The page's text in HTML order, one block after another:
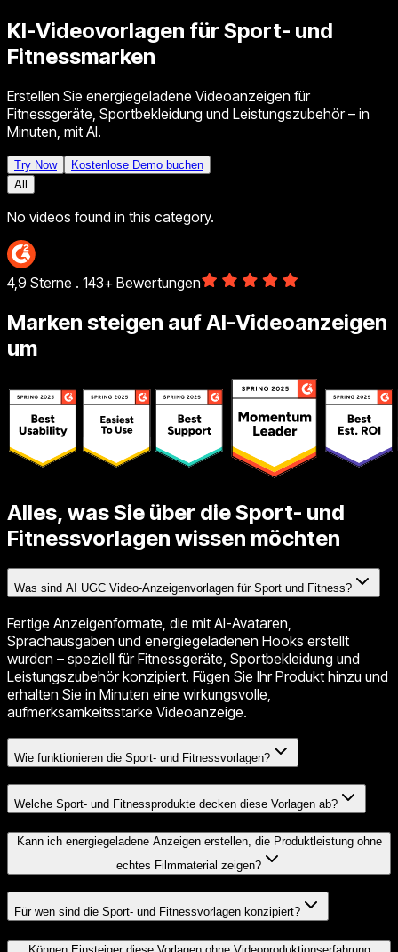
KI-Videovorlagen für Sport- und
Fitnessmarken
Erstellen Sie energiegeladene Videoanzeigen für
Fitnessgeräte, Sportbekleidung und Leistungszubehör – in
Minuten, mit AI.
Try Now
Kostenlose Demo buchen
All
No videos found in this category.
4,9 Sterne . 143+ Bewertungen
Marken steigen auf AI-Videoanzeigen
um
Alles, was Sie über die Sport- und
Fitnessvorlagen wissen möchten
Was sind AI UGC Video-Anzeigenvorlagen für Sport und Fitness?
Fertige Anzeigenformate, die mit AI-Avataren,
Sprachausgaben und energiegeladenen Hooks erstellt
wurden – speziell für Fitnessgeräte, Sportbekleidung und
Leistungszubehör konzipiert. Fügen Sie Ihr Produkt hinzu und
erhalten Sie in Minuten eine wirkungsvolle,
aufmerksamkeitsstarke Videoanzeige.
Wie funktionieren die Sport- und Fitnessvorlagen?
Welche Sport- und Fitnessprodukte decken diese Vorlagen ab?
Kann ich energiegeladene Anzeigen erstellen, die Produktleistung ohne
echtes Filmmaterial zeigen?
Für wen sind die Sport- und Fitnessvorlagen konzipiert?